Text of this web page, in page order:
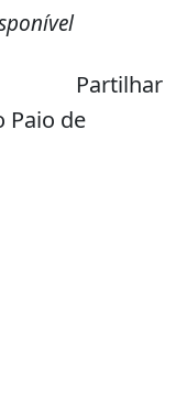
Partilhar
Paio de